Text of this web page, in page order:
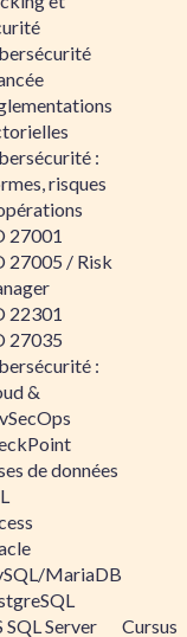
:
risques
27001
27005 / Risk
22301
27035
:
&
de données
MariaDB
SQL Server
Cursus